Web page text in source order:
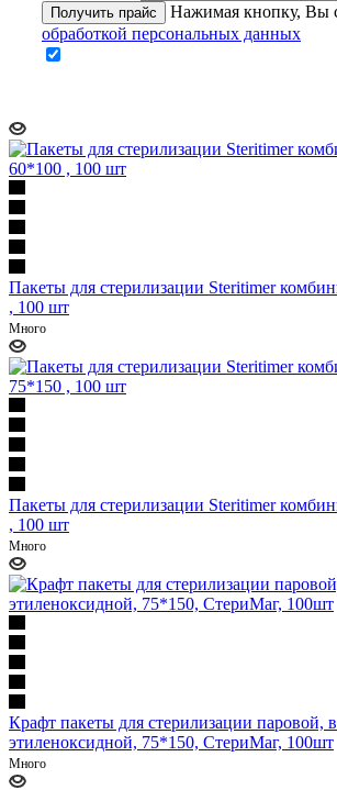
Получить прайс Нажимая кнопку, Вы
обработкой персональных данных
Пакеты для стерилизации Steritimer
, 100 шт
Много
Пакеты для стерилизации Steritimer
, 100 шт
Много
Крафт пакеты для стерилизации паровой,
этиленоксидной, 75*150, СтериМаг, 100шт
Много